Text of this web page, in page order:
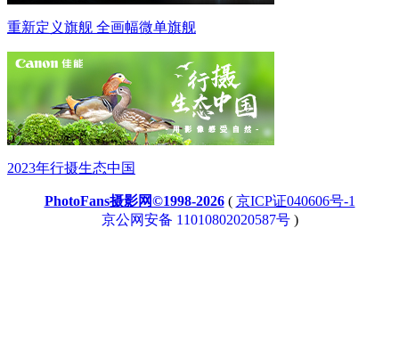
重新定义旗舰 全画幅微单旗舰
2023年行摄生态中国
PhotoFans摄影网©1998-2026( 京ICP证040606号-1
京公网安备 11010802020587号)